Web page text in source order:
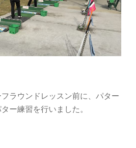
ラウンドレッスン前に、パター
ー練習を行いました。